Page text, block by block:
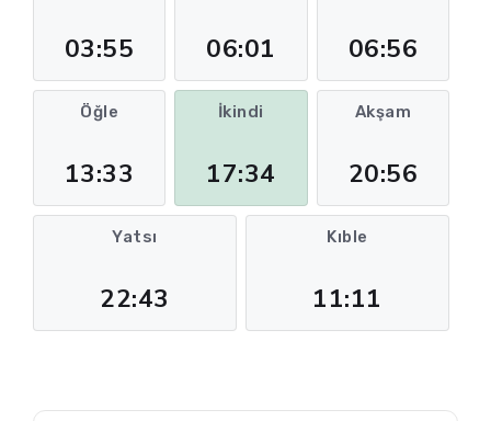
03:55 06:01 06:56
Öğle
13:33
İkindi
17:34
Akşam
20:56
Yatsı
22:43
Kıble
11:11